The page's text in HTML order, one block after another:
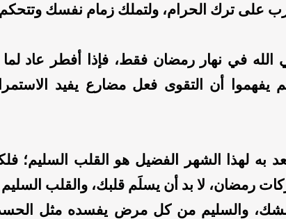
على ترك الحرام، ولتملك زمام نفسك وتتحكم
الله في نهار رمضان فقط، فإذا أفطر عاد لما
يفهموا أن التقوى فعل مضارع يفيد
به لهذا الشهر الفضيل هو القلب السليم؛
رمضان، لا بد أن يسلَم قلبك، والقلب السليم
والسليم من كل مرض يفسده مثل